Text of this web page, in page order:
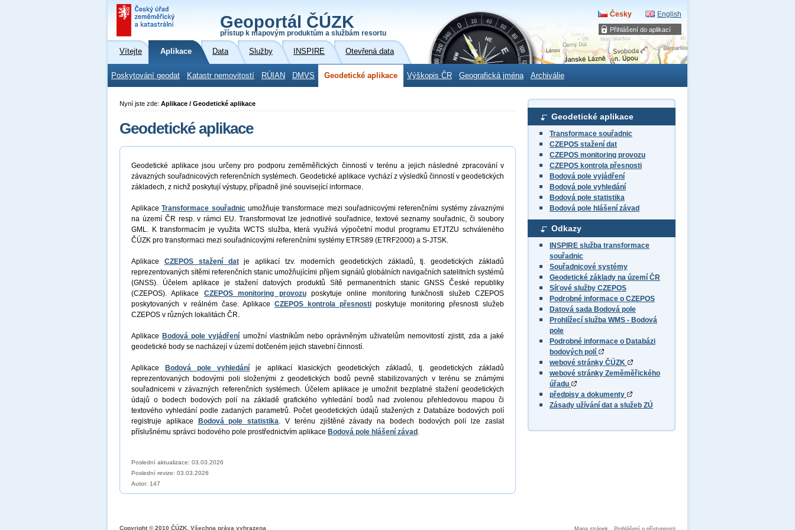
Přihlášení do aplikací
Geoportál ČÚZK
přístup k mapovým produktům a službám resortu
Česky English
Vítejte Aplikace Data Služby INSPIRE Otevřená data
Poskytování geodat Katastr nemovitostí RÚIAN DMVS Geodetické aplikace Výškopis ČR Geografická jména Archiválie
Geodetické aplikace
Transformace souřadnic
CZEPOS stažení dat
CZEPOS monitoring provozu
CZEPOS kontrola přesnosti
Bodová pole vyjádření
Bodová pole vyhledání
Bodová pole statistika
Bodová pole hlášení závad
Odkazy
INSPIRE služba transformace
souřadnic
Souřadnicové systémy
Geodetické základy na území ČR
Síťové služby CZEPOS
Podrobné informace o CZEPOS
Datová sada Bodová pole
Prohlížecí služba WMS - Bodová
pole
Podrobné informace o Databázi
bodových polí
webové stránky ČÚZK
webové stránky Zeměměřického
úřadu
předpisy a dokumenty
Zásady užívání dat a služeb ZÚ
Nyní jste zde: Aplikace / Geodetické aplikace
Geodetické aplikace
Geodetické aplikace jsou určeny pro podporu zeměměřických činností v terénu a jejich následné zpracování v
závazných souřadnicových referenčních systémech. Geodetické aplikace vychází z výsledků činností v geodetických
základech, z nichž poskytují výstupy, případně jiné související informace.
AplikaceTransformace souřadnicumožňuje transformace mezi souřadnicovými referenčními systémy závaznými
na území ČR resp. v rámci EU. Transformovat lze jednotlivé souřadnice, textové seznamy souřadnic, či soubory
GML. K transformacím je využita WCTS služba, která využívá výpočetní modul programu ETJTZU schváleného
ČÚZK pro transformaci mezi souřadnicovými referenčními systémy ETRS89 (ETRF2000) a S-JTSK.
Aplikace CZEPOS stažení datje aplikací tzv. moderních geodetických základů, tj. geodetických základů
reprezentovaných sítěmi referenčních stanic umožňujícími příjem signálů globálních navigačních satelitních systémů
(GNSS). Účelem aplikace je stažení datových produktů Sítě permanentních stanic GNSS České republiky
(CZEPOS). Aplikace CZEPOS monitoring provozuposkytuje online monitoring funkčnosti služeb CZEPOS
poskytovaných v reálném čase. Aplikace CZEPOS kontrola přesnosti poskytuje monitoring přesnosti služeb
CZEPOS v různých lokalitách ČR.
Aplikace Bodová pole vyjádření umožní vlastníkům nebo oprávněným uživatelům nemovitostí zjistit, zda a jaké
geodetické body se nacházejí v území dotčeném jejich stavební činností.
Aplikace Bodová pole vyhledání je aplikací klasických geodetických základů, tj. geodetických základů
reprezentovaných bodovými poli složenými z geodetických bodů pevně stabilizovaných v terénu se známými
souřadnicemi v závazných referenčních systémech. Účelem aplikace je umožnit bezplatné stažení geodetických
údajů o bodech bodových polí na základě grafického vyhledání bodů nad zvolenou přehledovou mapou či
textového vyhledání podle zadaných parametrů. Počet geodetických údajů stažených z Databáze bodových polí
registruje aplikace
Bodová pole statistika. V terénu zjištěné závady na bodech bodových polí lze zaslat
příslušnému správci bodového pole prostřednictvím aplikace Bodová pole hlášení závad .
Poslední aktualizace: 03.03.2026
Poslední revize: 03.03.2026
Autor: 147
Mapa stránek Prohlášení o přístupnosti
Copyright © 2010 ČÚZK, Všechna práva vyhrazena